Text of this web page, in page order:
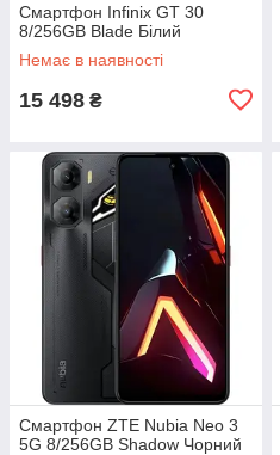
Смартфон Infinix GT 30
8/256GB Blade Білий
Немає в наявності
15 498 ₴
Смартфон ZTE Nubia Neo 3
5G 8/256GB Shadow Чорний